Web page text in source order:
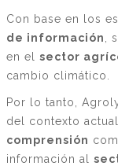
Con base en los
de información ,
en el sector
cambio climático.
Por lo tanto,
del contexto
comprensión
información al